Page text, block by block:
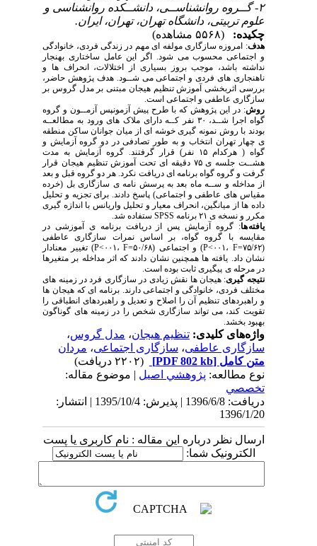
۲- گــروه روانشناســی، دانشــکده روانشناسی و
علوم تربیتی، دانشگاه تهران، تهران، ایران.
چکیده:
هدف: امروزه سازگاری مولفه ای مهم در زندگی فردی، خانوادگی
و اجتماعی محسوب می شود. اگر این عامل ساختاری بهنجار
نداشته باشد، موجب بروز بسیاری از اختلالات، انحراف ها و
ناهنجاری های فردی و اجتماعی می شــود. هدف پژوهش حاضر،
بررسی اثربخشی آموزش تنظیم هیجان مبتنی بر مدل گروس بر
سازگاری عاطفی و اجتماعی است.
روش: در این پژوهش که با طرح پیش آزمونپس آزمــون و گروه
گواه اجرا شــد، ۳۰ نفر کــه دارای ملاک های ورود به مطالعــه
بودند با روش نمونه گیری خوشه ای از میان جوانان ساکن منطقه
ی چهار تهران انتخاب و به طور تصادفی در دو گروه آزمایش و
گواه ( هرکدام ۱۵ نفر) قرار گرفتند. گروه آزمایش به مدت
هشــت جلسه ی ۷۵ دقیقه ای تحت آموزش تنظیم هیجان قرار
گرفت و گروه گواه برنامه ای دریافت نکرد. هر دو گروه قبل و بعد
از مداخله و ســه ماه بعد به پرسش نامه ی سازگاری بل (خرده
مقیاس های عاطفی و اجتماعی) پاسخ دادند. برای تجزیه و تحلیل
داده ها از میانگین، انحراف معیار و تحلیل واریانس با اندازه گیری
مکرر و نسخه ی ۲۱ برنامه SPSS ستفاده شد.
یافته ها: گروه آزمایش پس از دریافت برنامه ی آموزشی در
مقایسه با گروه گواه، بر اساس نمرات سازگاری عاطفی
(P<۰۰۱، F=۷۵/۶۲) و اجتماعی (P<۰۰۱، F=۵۰/۶۸) تغییر معنادار
نشان داد. یافته ها همچنین نشان دادند که اثر مداخله بر متغیرها
در مرحله ی پیگیری ثابت بوده است.
نتیجه گیری: هیجان ها نقش زیادی در سازگاری فرد در زمینه های
مختلف فردی، خانوادگی و اجتماعی دارند. برنامه ای که هیجان ها
و راهبردهای تنظیم آن را اصلاح و تعدیل و راهبردهای انطباقی را
تقویت کند، می تواند سازگاری شخص را در زمینه های گوناگون
بهبود بخشد.
واژه‌های کلیدی:تنظیم هیجان،مدل گروس،
سازگاری عاطفی،سازگاری اجتماعی،مردان
متن کامل[PDF 802 kb]
نوع مطالعه:پژوهشي اصیل| موضوع مقاله:
تخصصي
دریافت: 1396/6/8 | پذیرش: 1395/10/4 | انتشار:
1396/1/20
ارسال نظر درباره این مقاله : نام کاربری یا پست
الکترونیک شما: